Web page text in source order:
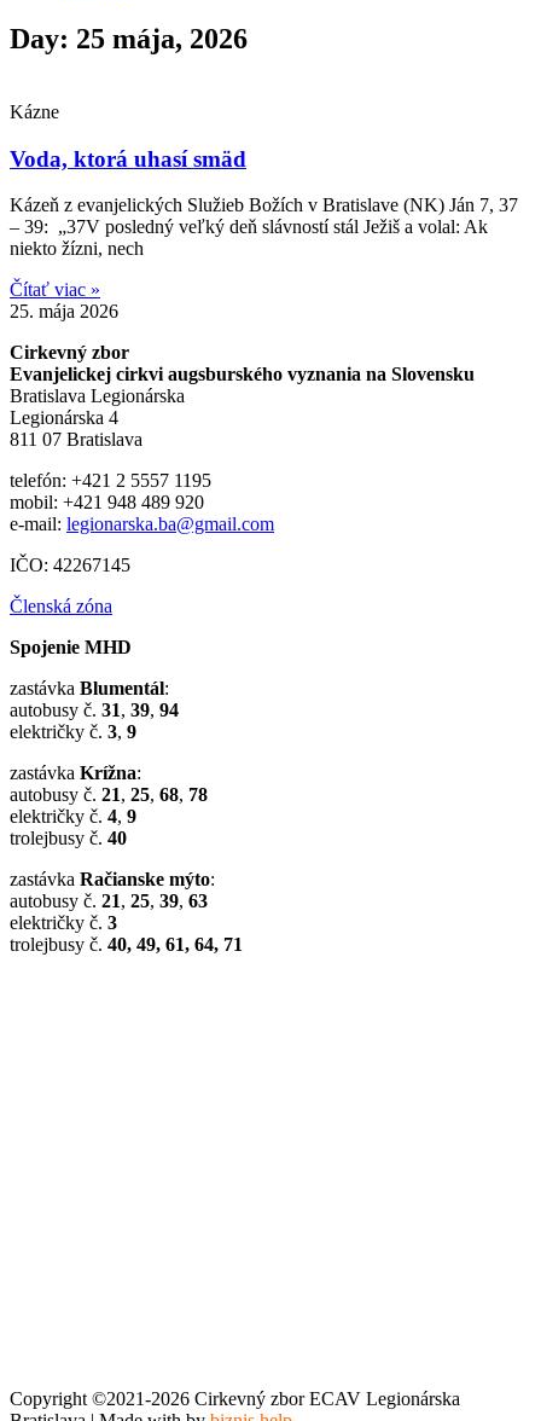
Day: 25 mája, 2026
Kázne
Voda, ktorá uhasí smäd
Kázeň z evanjelických Služieb Božích v Bratislave (NK) Ján 7, 37
– 39: „37V posledný veľký deň slávností stál Ježiš a volal: Ak
niekto žízni, nech
Čítať viac »
25. mája 2026
Cirkevný zbor
Evanjelickej cirkvi augsburského vyznania na Slovensku
Bratislava Legionárska
Legionárska 4
811 07 Bratislava
telefón: +421 2 5557 1195
mobil: +421 948 489 920
e-mail: legionarska.ba@gmail.com
IČO: 42267145
Členská zóna
Spojenie MHD
zastávka Blumentál:
autobusy č. 31, 39, 94
električky č. 3, 9
zastávka Krížna:
autobusy č. 21, 25, 68, 78
električky č. 4, 9
trolejbusy č. 40
zastávka Račianske mýto:
autobusy č. 21, 25, 39, 63
električky č. 3
trolejbusy č. 40, 49, 61, 64, 71
Copyright ©2021-2026 Cirkevný zbor ECAV Legionárska